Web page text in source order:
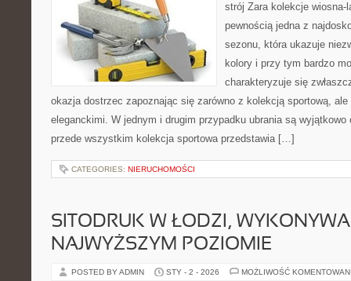
strój Zara kolekcje wiosna-
pewnością jedna z
sezonu, która ukazuje
kolory i przy tym bardzo
charakteryzuje się
okazja dostrzec zapoznając się zarówno z kolekcją sportową,
eleganckimi. W jednym i drugim przypadku ubrania są wyjątkowo
przede wszystkim kolekcja sportowa przedstawia […]
CATEGORIES: NIERUCHOMOŚCI
SITODRUK W ŁODZI,
NAJWYŻSZYM POZIOMIE
POSTED BY ADMIN STY - 2 - 2026 MOŻLIWOŚĆ